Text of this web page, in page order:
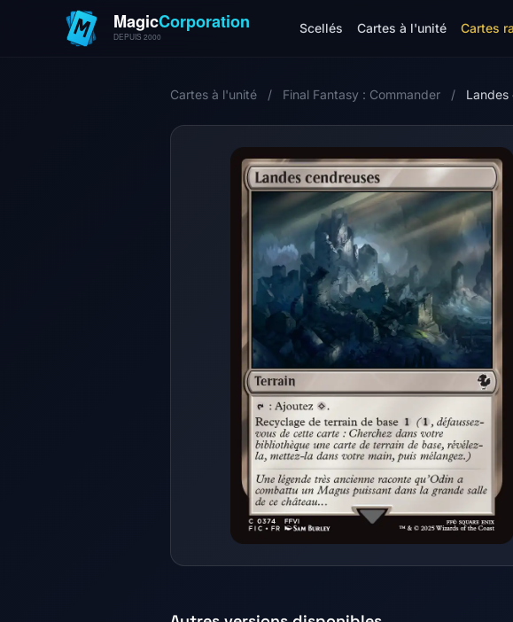
Scellés Cartes à l'unité Cartes
Cartes à l'unité / Final Fantasy : Commander / Landes